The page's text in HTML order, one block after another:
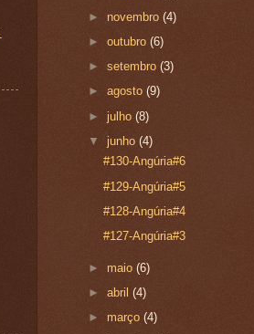
► novembro(4)
►outubro(6)
►setembro(3)
►agosto(9)
►julho(8)
▼ junho(4)
#130-Angúria#6
#129-Angúria#5
#128-Angúria#4
#127-Angúria#3
►maio(6)
►abril(4)
► março(4)